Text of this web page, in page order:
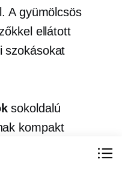
A gyümölcsös
ellátott
szokásokat
sokoldalú
kompakt
szinttel és